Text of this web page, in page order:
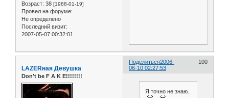
Возраст: 38 [1988-01-19]
Провел на форуме:
Не определено
Последний визит:
2007-05-07 00:32:01
Поделиться 100
2006-
06-10 02:27:53
LAZERная Девушка
Don't be F A K E!!!!!!!!
Я точно не знаю..